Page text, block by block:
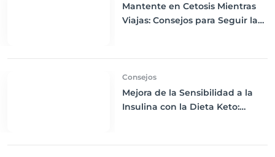
Mantente en Cetosis Mientras
Viajas: Consejos para Seguir la
Consejos
Mejora de la Sensibilidad a la
Insulina con la Dieta Keto: